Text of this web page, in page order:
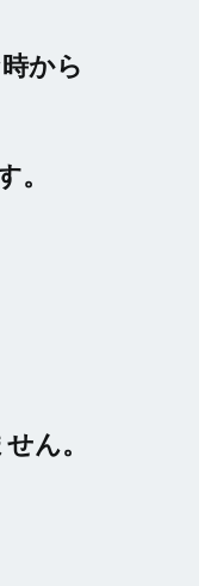
から
。
ん。